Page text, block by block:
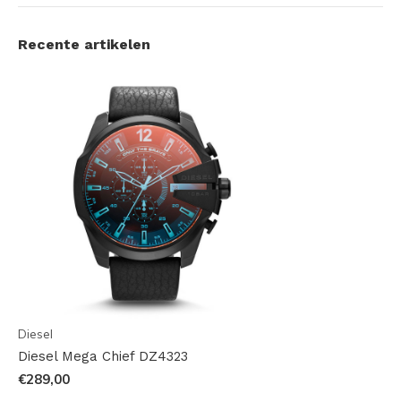
Recente artikelen
Diesel
Diesel Mega Chief DZ4323
€289,00